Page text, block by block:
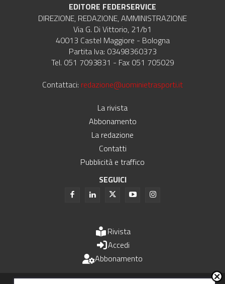
EDITORE FEDERSERVICE
DIREZIONE, REDAZIONE, AMMINISTRAZIONE
Via G. Di Vittorio, 21/b1
40013 Castel Maggiore - Bologna
Partita Iva: 03498360373
Tel. 051 7093831 - Fax 051 705029
Contattaci: redazione@uominietrasporti.it
La rivista
Abbonamento
La redazione
Contatti
Pubblicità e traffico
SEGUICI
Rivista
Accedi
Abbonamento